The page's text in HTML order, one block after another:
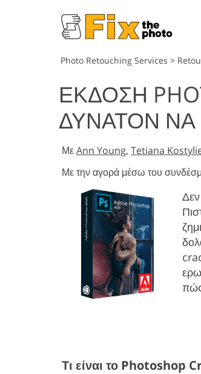
Photo Retouching Services >
ΈΚΔΟΣΗ
ΔΥΝΑΤΌΝ ΝΑ
ΜεAnn Young, Tetiana
Με την αγορά μέσω του
Τι είναι το Photoshop